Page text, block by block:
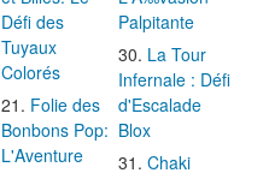
Défi des
Tuyaux
Colorés
Folie des
Bonbons Pop:
L'Aventure
Palpitante
La Tour
Infernale : Défi
d'Escalade
Blox
Chaki